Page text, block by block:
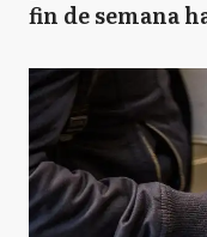
fin de semana